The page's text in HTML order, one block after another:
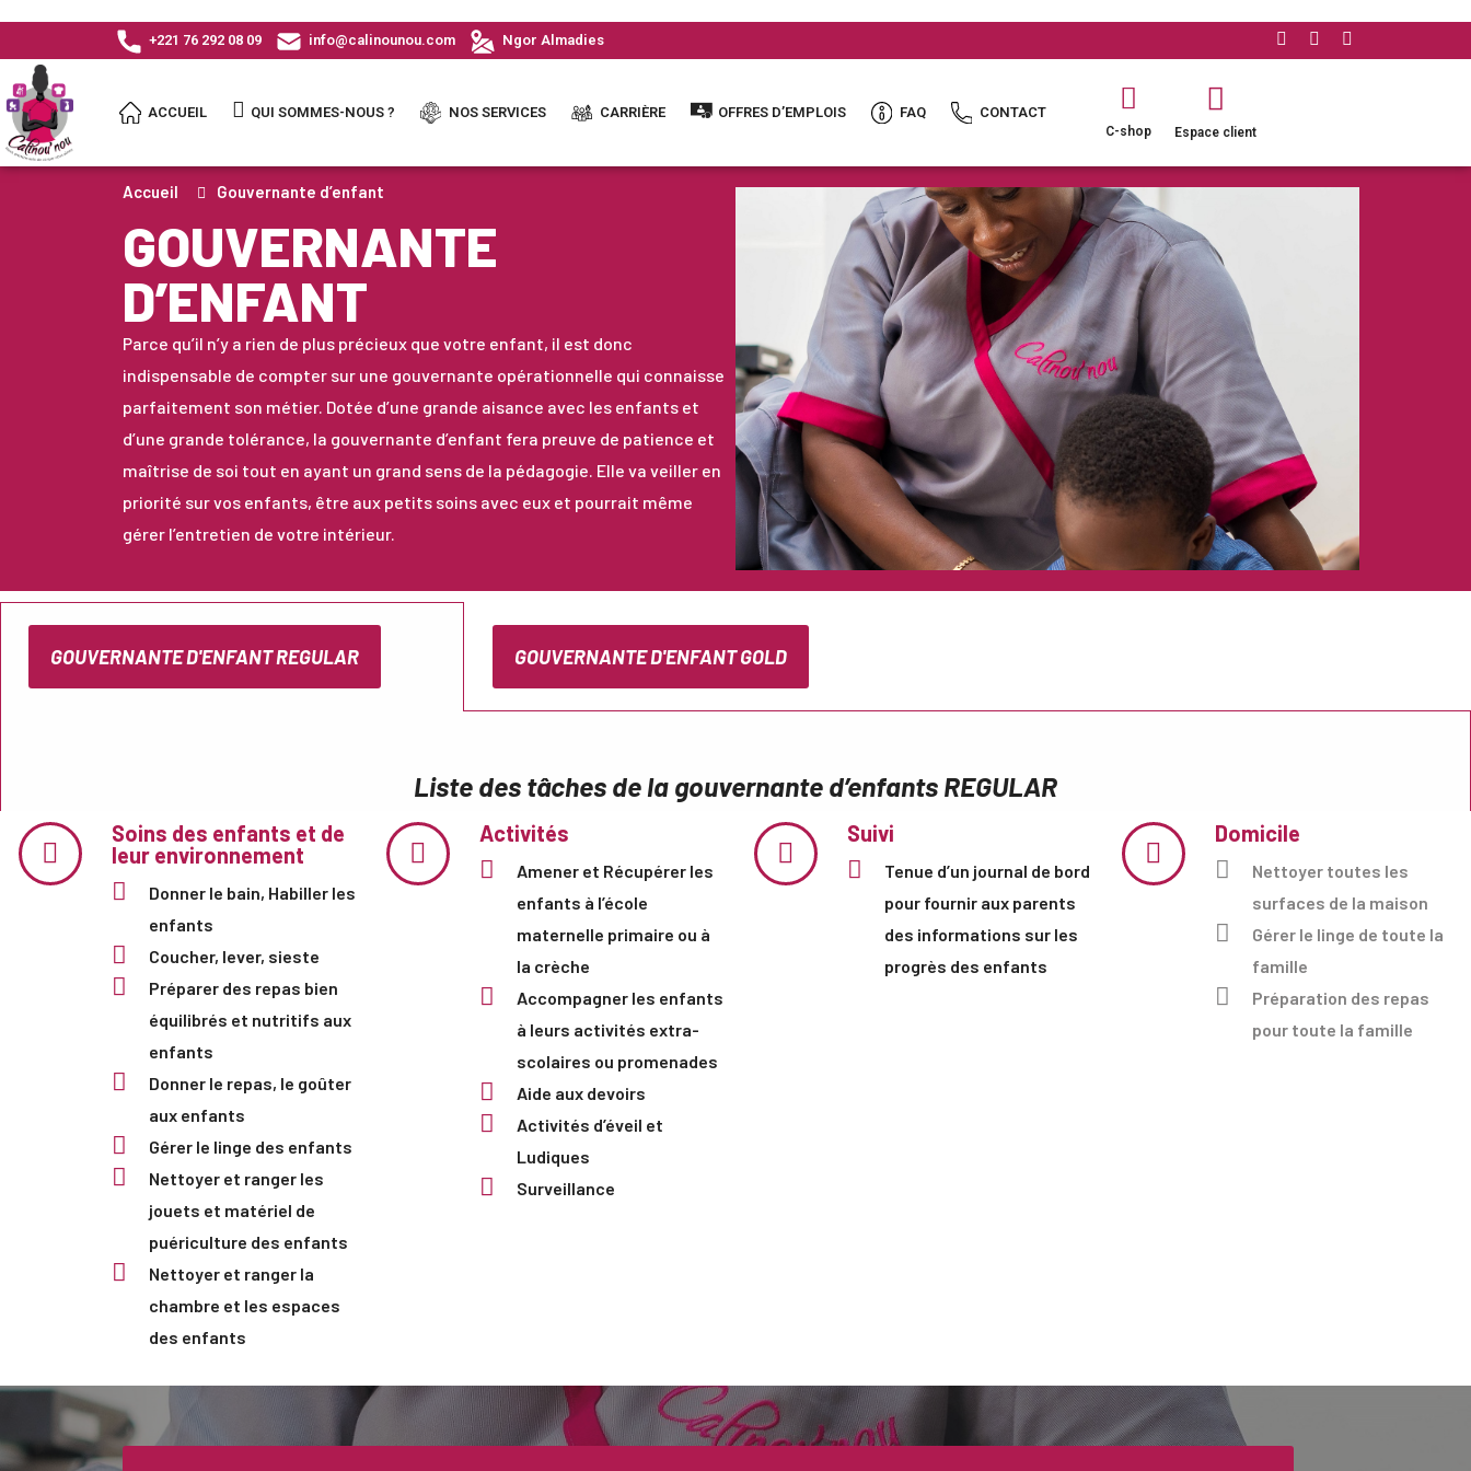
+221 76 292 08 09 info@calinounou.com Ngor Almadies
ACCUEIL QUI SOMMES-NOUS ? NOS SERVICES CARRIÈRE OFFRES D’EMPLOIS FAQ CONTACT
C-shop Espace client
Accueil Gouvernante d’enfant
GOUVERNANTE
D’ENFANT
Parce qu’il n’y a rien de plus précieux que votre enfant, il est donc
indispensable de compter sur une gouvernante opérationnelle qui connaisse
parfaitement son métier. Dotée d’une grande aisance avec les enfants et
d’une grande tolérance, la gouvernante d’enfant fera preuve de patience et
maîtrise de soi tout en ayant un grand sens de la pédagogie. Elle va veiller en
priorité sur vos enfants, être aux petits soins avec eux et pourrait même
gérer l’entretien de votre intérieur.
GOUVERNANTE D'ENFANT REGULAR GOUVERNANTE D'ENFANT GOLD
Liste des tâches de la gouvernante d’enfants REGULAR
Soins des enfants et de
leur environnement
Donner le bain, Habiller les
enfants
Coucher, lever, sieste
Préparer des repas bien
équilibrés et nutritifs aux
enfants
Donner le repas, le goûter
aux enfants
Gérer le linge des enfants
Nettoyer et ranger les
jouets et matériel de
puériculture des enfants
Nettoyer et ranger la
chambre et les espaces
des enfants
Activités
Amener et Récupérer les
enfants à l’école
maternelle primaire ou à
la crèche
Accompagner les enfants
à leurs activités extra-
scolaires ou promenades
Aide aux devoirs
Activités d’éveil et
Ludiques
Surveillance
Suivi
Tenue d’un journal de bord
pour fournir aux parents
des informations sur les
progrès des enfants
Domicile
Nettoyer toutes les
surfaces de la maison
Gérer le linge de toute la
famille
Préparation des repas
pour toute la famille